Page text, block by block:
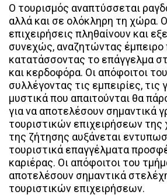
Ο τουρισμός αναπτύσσεται
αλλά και σε ολόκληρη τη χώρα.
επιχειρήσεις πληθαίνουν και
συνεχώς, αναζητώντας
κατατάσσοντας το επάγγελμα
και κερδοφόρα. Οι απόφοιτοι
συλλέγοντας τις εμπειρίες, τις
μυστικά που απαιτούνται θα
για να αποτελέσουν σημαντικά
τουριστικών επιχειρήσεων
της ζήτησης αυξάνεται
τουριστικά επαγγέλματα
καριέρας. Οι απόφοιτοι του
αποτελέσουν σημαντικά
τουριστικών επιχειρήσεων.